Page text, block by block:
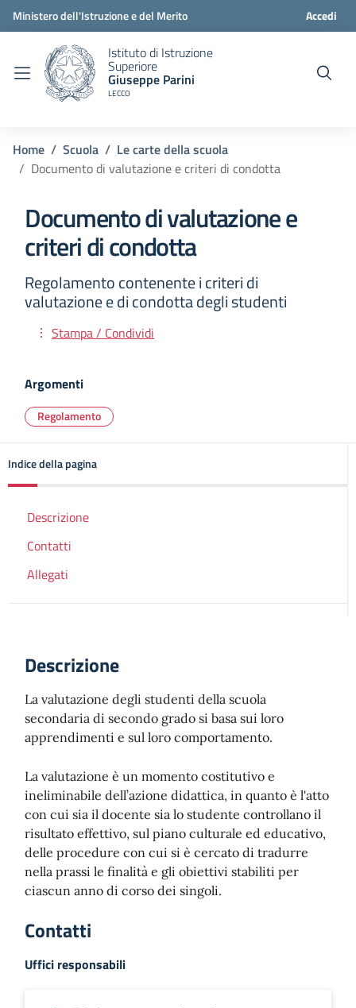
Ministero dell'Istruzione e del Merito Accedi
Istituto di Istruzione
Superiore
Giuseppe Parini
LECCO
Home Scuola
Le carte della scuola
Documento di valutazione e criteri di condotta
Documento di valutazione e
criteri di condotta
Regolamento contenente i criteri di
valutazione e di condotta degli studenti
Stampa / Condividi
Argomenti
Regolamento
Indice della pagina
Descrizione
Contatti
Allegati
Descrizione
La valutazione degli studenti della scuola
secondaria di secondo grado si basa sui loro
apprendimenti e sul loro comportamento.
La valutazione è un momento costitutivo e
ineliminabile dell’azione didattica, in quanto è l'atto
con cui sia il docente sia lo studente controllano il
risultato effettivo, sul piano culturale ed educativo,
delle procedure con cui si è cercato di tradurre
nella prassi le finalità e gli obiettivi stabiliti per
ciascun anno di corso dei singoli.
Contatti
Uffici responsabili